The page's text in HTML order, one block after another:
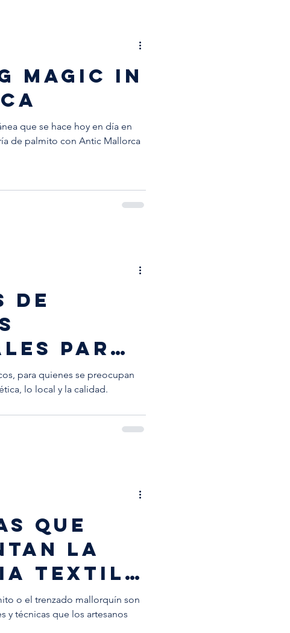
MAGIC IN
que se hace hoy en día en
de palmito con Antic Mallorca
de
para
especial
para quienes se preocupan
lo local y la calidad.
QUE
LA
TEXTIL
o el trenzado mallorquín son
y técnicas que los artesanos